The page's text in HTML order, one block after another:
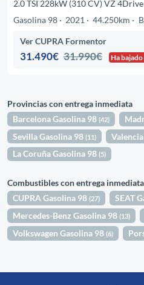
2.0 TSI 228kW (310 CV) VZ 4Drive
Gasolina 98
2021 44.250km
Ver CUPRA Formentor
31.490€ 31.990€ Ha
Provincias con entrega inmediata
Barcelona Gasolina 98(42)
Sevilla Gasolina 98(11)
La Coruña Gasolina 98(5)
Combustibles con entrega inmediata
CUPRA Gasolina 98(27) SEAT
Mercedes-Benz Gasolina 98(13)
Volkswagen Gasolina 98(6)